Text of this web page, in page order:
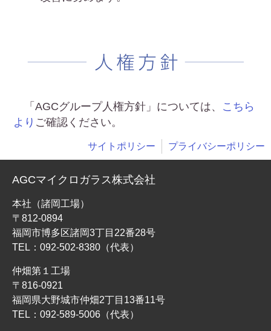
「AGCグループ人権方針」については、 こちら
より ご確認ください。
サイトポリシー プライバシーポリシー
AGCマイクロガラス株式会社
本社（諸岡工場）
〒812-0894
福岡市博多区諸岡3丁目22番28号
TEL： 092-502-8380 （代表）
仲畑第１工場
〒816-0921
福岡県大野城市仲畑2丁目13番11号
TEL： 092-589-5006 （代表）